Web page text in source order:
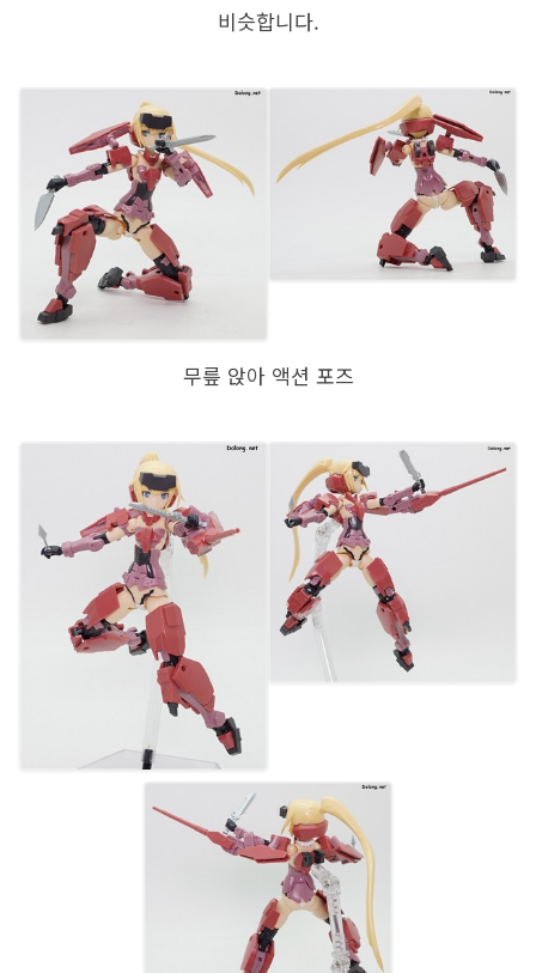
비슷합니다.
무릎 앉아 액션 포즈